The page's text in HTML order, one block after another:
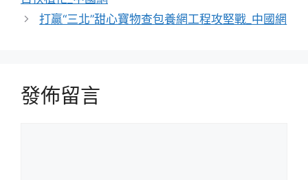
打贏“三北”甜心寶物查包養網工程攻堅戰_中國網
發佈留言